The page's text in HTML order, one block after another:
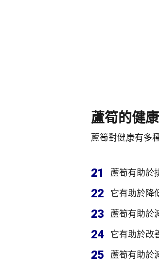
蘆筍的健
蘆筍對健康有多
21 蘆筍有助於
22 它有助於降
23 蘆筍有助於
24 它有助於改
25 蘆筍有助於